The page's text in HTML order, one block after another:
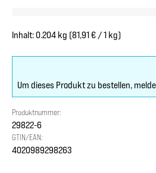
Inhalt:0.204 kg (81,91 € / 1 kg)
Um dieses Produkt zu bestellen,
Produktnummer:
29822-6
GTIN/EAN:
4020989298263